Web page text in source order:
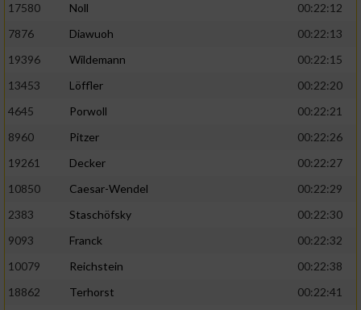
17580
Noll
00:22:12
7876
Diawuoh
00:22:13
19396
Wildemann
00:22:15
13453
Löffler
00:22:20
4645
Porwoll
00:22:21
8960
Pitzer
00:22:26
19261
Decker
00:22:27
10850
Caesar-Wendel
00:22:29
2383
Staschöfsky
00:22:30
9093
Franck
00:22:32
10079
Reichstein
00:22:38
18862
Terhorst
00:22:41